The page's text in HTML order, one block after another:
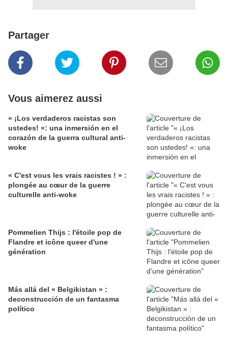
Partager
Vous aimerez aussi
« ¡Los verdaderos racistas son
ustedes! »: una inmersión en el
corazón de la guerra cultural anti-
woke
« C'est vous les vrais racistes ! » :
plongée au cœur de la guerre
culturelle anti-woke
Pommelien Thijs : l'étoile pop de
Flandre et icône queer d'une
génération
Más allá del « Belgikistan » :
deconstrucción de un fantasma
político